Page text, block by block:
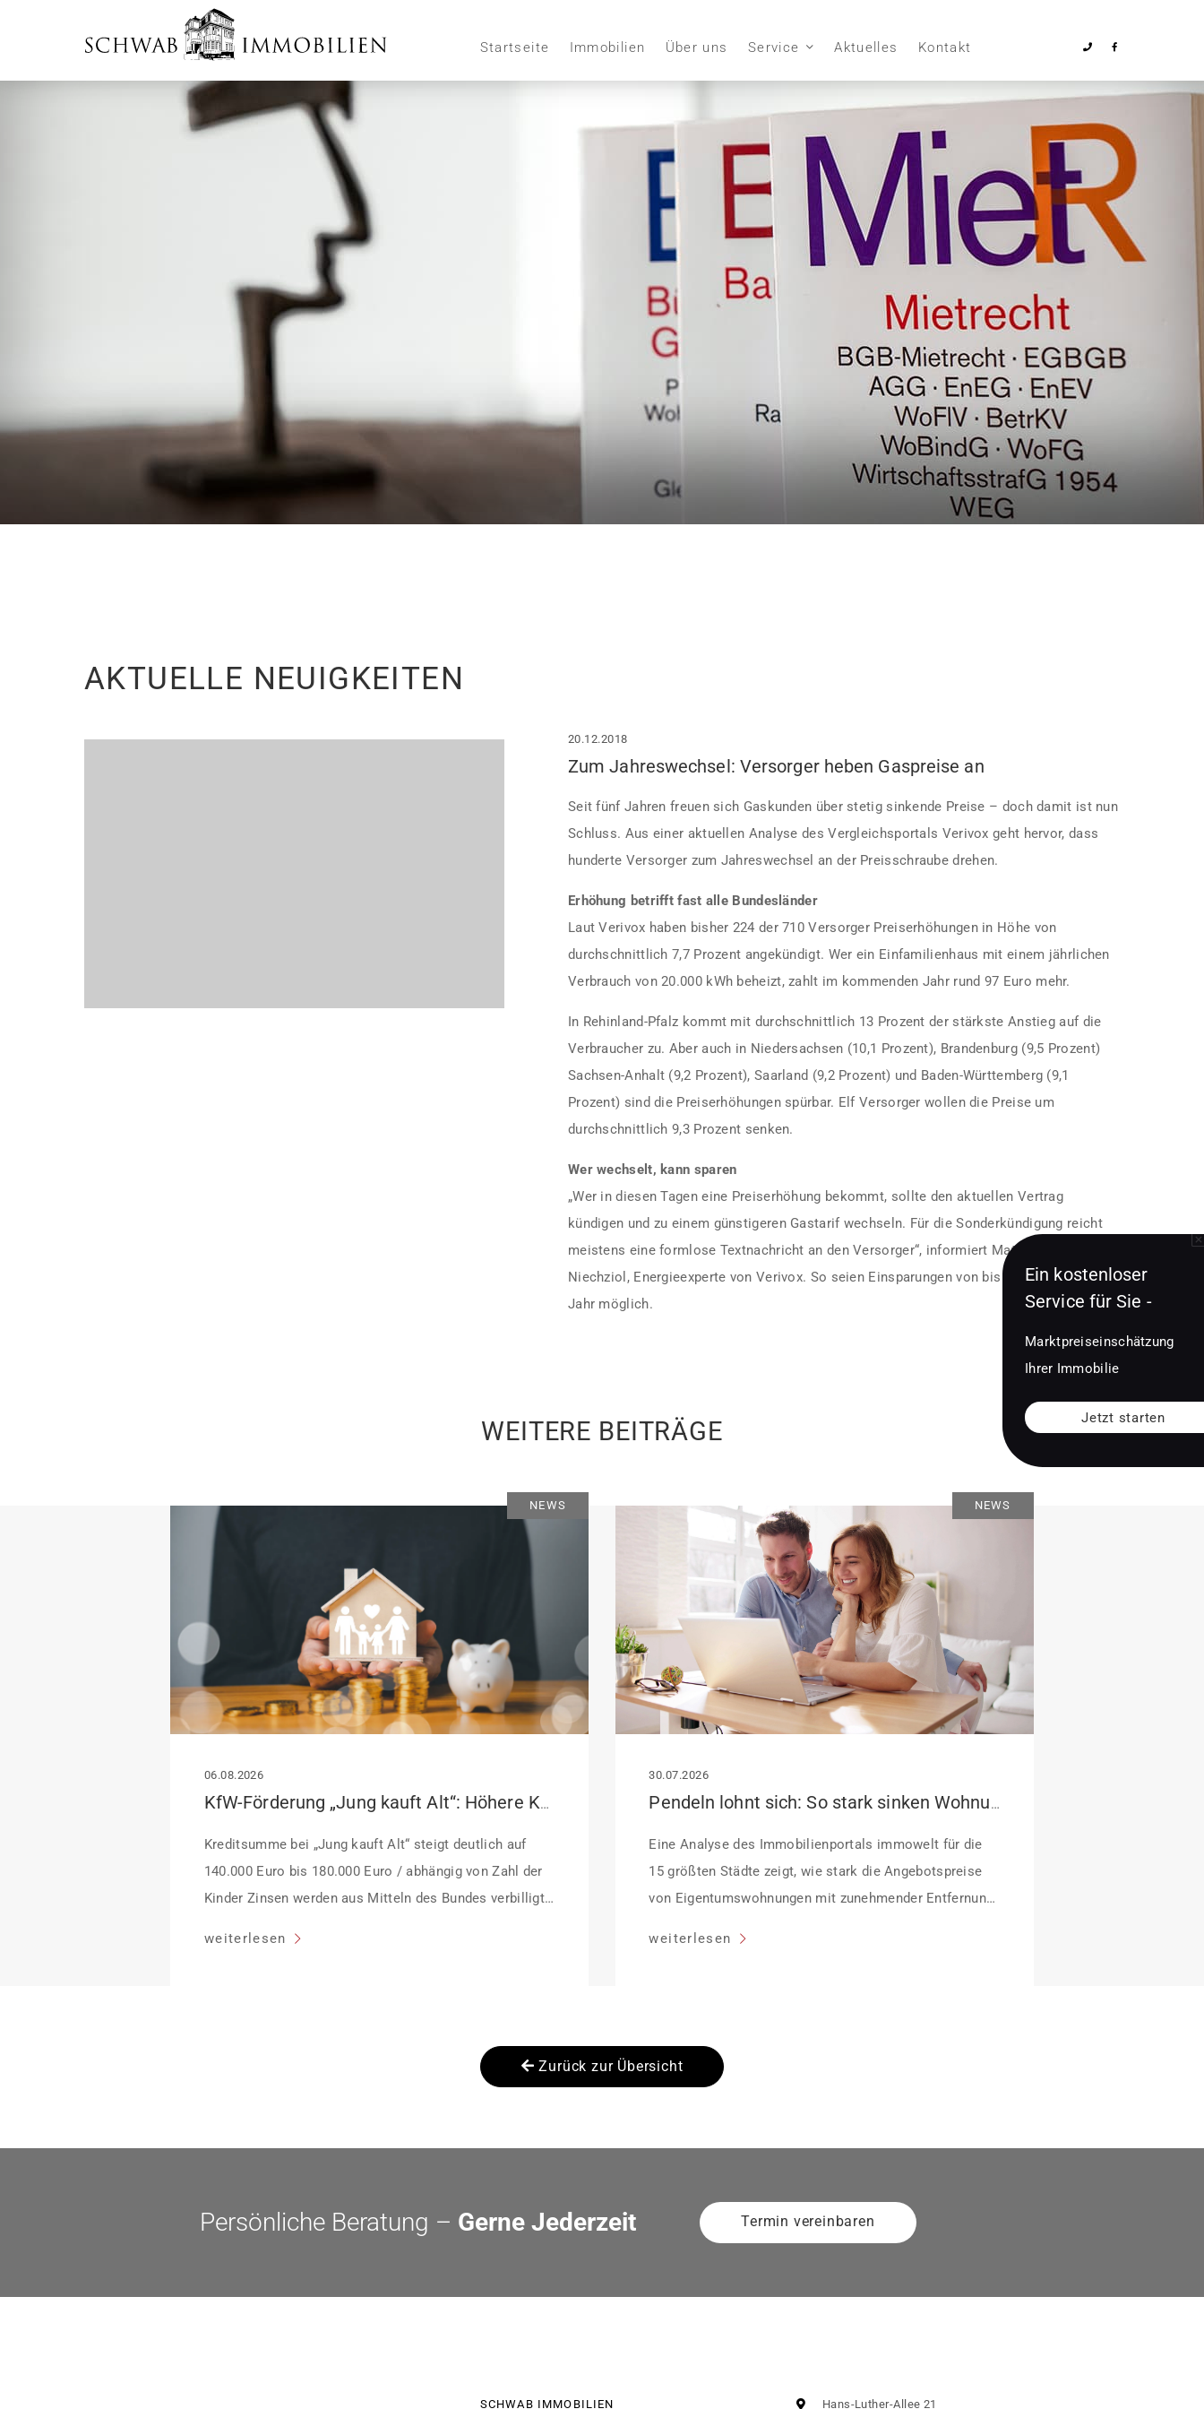
Startseite Immobilien Über uns Service Aktuelles Kontakt
AKTUELLE NEUIGKEITEN
20.12.2018
Zum Jahreswechsel: Versorger heben Gaspreise an
Seit fünf Jahren freuen sich Gaskunden über stetig sinkende Preise – doch damit ist nun
Schluss. Aus einer aktuellen Analyse des Vergleichsportals Verivox geht hervor, dass
hunderte Versorger zum Jahreswechsel an der Preisschraube drehen.
Erhöhung betrifft fast alle Bundesländer
Laut Verivox haben bisher 224 der 710 Versorger Preiserhöhungen in Höhe von
durchschnittlich 7,7 Prozent angekündigt. Wer ein Einfamilienhaus mit einem jährlichen
Verbrauch von 20.000 kWh beheizt, zahlt im kommenden Jahr rund 97 Euro mehr.
In Rehinland-Pfalz kommt mit durchschnittlich 13 Prozent der stärkste Anstieg auf die
Verbraucher zu. Aber auch in Niedersachsen (10,1 Prozent), Brandenburg (9,5 Prozent)
Sachsen-Anhalt (9,2 Prozent), Saarland (9,2 Prozent) und Baden-Württemberg (9,1
Prozent) sind die Preiserhöhungen spürbar. Elf Versorger wollen die Preise um
durchschnittlich 9,3 Prozent senken.
Wer wechselt, kann sparen
„Wer in diesen Tagen eine Preiserhöhung bekommt, sollte den aktuellen Vertrag
kündigen und zu einem günstigeren Gastarif wechseln. Für die Sonderkündigung reicht
meistens eine formlose Textnachricht an den Versorger“, informiert Mathias Köster-
Niechziol, Energieexperte von Verivox. So seien Einsparungen von bis zu 540 Euro pro
Jahr möglich.
WEITERE BEITRÄGE
NEWS
06.08.2026
KfW-Förderung „Jung kauft Alt“: Höhere Kredite ab August 2026
Kreditsumme bei „Jung kauft Alt“ steigt deutlich auf
140.000 Euro bis 180.000 Euro / abhängig von Zahl der
Kinder Zinsen werden aus Mitteln des Bundes verbilligt:
weiterlesen
NEWS
30.07.2026
Pendeln lohnt sich: So stark sinken Wohnungspreise im Umland
Eine Analyse des Immobilienportals immowelt für die
15 größten Städte zeigt, wie stark die Angebotspreise
von Eigentumswohnungen mit zunehmender Entfernung
weiterlesen
Zurück zur Übersicht
Persönliche Beratung – Gerne Jederzeit Termin vereinbaren
Ein kostenloser
Service für Sie -
Marktpreiseinschätzung
Ihrer Immobilie
Jetzt starten
SCHWAB IMMOBILIEN Hans-Luther-Allee 21